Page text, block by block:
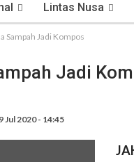
Lintas Nusa
News Peduli
Sampah Jadi Kompos
Jadi
Jul 2020 - 14:45